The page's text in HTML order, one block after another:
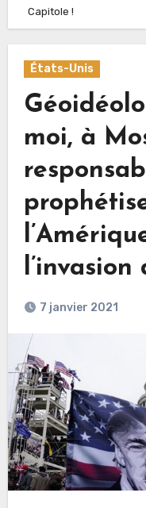
Capitole !
États-Unis
moi, à
7 janvier 2021